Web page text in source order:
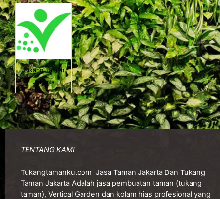
Tukang Taman
Jakarta
TENTANG KAMI
Tukangtamanku.com Jasa Taman Jakarta Dan Tukang
Taman Jakarta Adalah jasa pembuatan taman (tukang
taman), Vertical Garden dan kolam hias profesional yang